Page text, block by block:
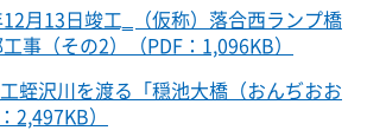
月13日竣工‗（仮称）落合西ランプ橋
事（その2）（PDF：1,096KB）
蛭沢川を渡る「穏池大橋（おんぢおお
2,497KB）